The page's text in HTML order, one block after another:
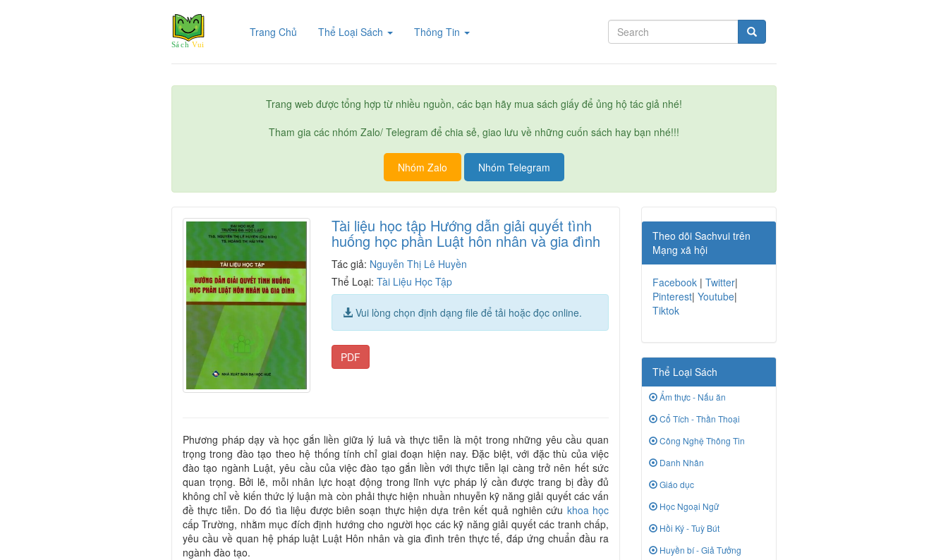
Trang Chủ (current)Thể Loại Sách Thông Tin
Trang web được tổng hợp từ nhiều nguồn, các bạn hãy mua sách giấy để ủng hộ tác giả nhé!
Tham gia các nhóm Zalo/ Telegram để chia sẻ, giao lưu về những cuốn sách hay bạn nhé!!!
Nhóm Zalo Nhóm Telegram
Tài liệu học tập Hướng dẫn giải quyết tình
huống học phần Luật hôn nhân và gia đình
Tác giả: Nguyễn Thị Lê Huyền
Thể Loại:Tài Liệu Học Tập
Vui lòng chọn định dạng file để tải hoặc đọc online.
PDF
Phương pháp dạy và học gắn liền giữa lý luâ và thực tiễn là một trong những yêu cầu quan
trọng trong đào tạo theo hệ thống tính chỉ giai đoạn hiện nay. Đặc biệt, với đặc thù của việc
đào tạo ngành Luật, yêu cầu của việc đào tạo gắn liền với thực tiễn lại càng trở nên hết sức
quan trọng. Bởi lẽ, mỗi nhân lực hoạt động trong lĩnh vực pháp lý cần được trang bị đầy đủ
không chỉ về kiến thức lý luận mà còn phải thực hiện nhuần nhuyễn kỹ năng giải quyết các vấn
đề thực tiễn. Do đó tìa liệu được biên soạn thực hiện dựa trên kết quả nghiên cứu khoa học
cấp Trường, nhằm mục đích định hướng cho người học các kỹ năng giải quyết các tranh chấp,
yêu cầu về quan hệ pháp luật Luật Hôn nhân và gia đình trên thực tế, đáp ứng chuẩn đầu ra
ngành đào tạo.
Theo dõi Sachvui trên
Mạng xã hội
Facebook | Twitter|
Pinterest| Youtube|
Tiktok
Thể Loại Sách
Ẩm thực - Nấu ăn
Cổ Tích - Thần Thoại
Công Nghệ Thông Tin
Danh Nhân
Giáo dục
Học Ngoại Ngữ
Hồi Ký - Tuỳ Bút
Huyền bí - Giả Tưởng